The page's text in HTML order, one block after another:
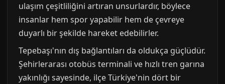
ulaşım çeşitliliğini artıran unsurlardır, böylece
insanlar hem spor yapabilir hem de çevreye
duyarlı bir şekilde hareket edebilirler.
Tepebaşı'nın dış bağlantıları da oldukça güçlüdür.
Şehirlerarası otobüs terminali ve hızlı tren garına
yakınlığı sayesinde, ilçe Türkiye'nin dört bir